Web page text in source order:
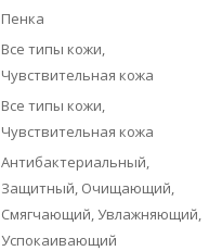
Пенка
Все типы кожи,
Чувствительная кожа
Все типы кожи,
Чувствительная кожа
Антибактериальный,
Защитный, Очищающий,
Смягчающий, Увлажняющий,
Успокаивающий